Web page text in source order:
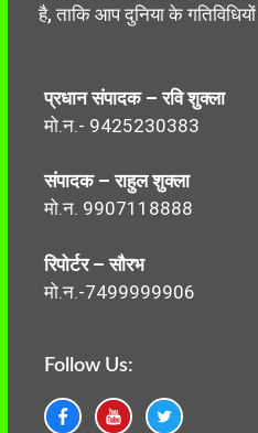
है, ताकि आप दुनिया के
प्रधान संपादक – रवि शुक्ला
मो.न.- 9425230383
संपादक – राहुल शुक्ला
मो.न. 9907118888
रिपोर्टर – सौरभ
मो.न.-7499999906
Follow Us: